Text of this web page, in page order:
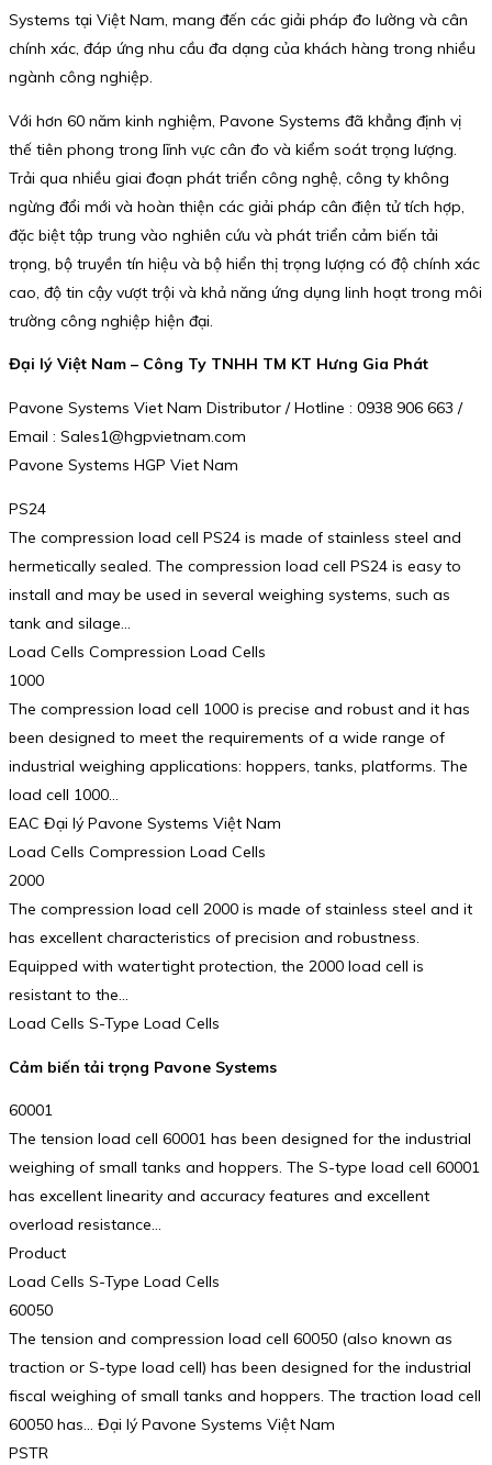
Systems tại Việt Nam, mang đến các giải pháp đo lường và cân
chính xác, đáp ứng nhu cầu đa dạng của khách hàng trong nhiều
ngành công nghiệp.
Với hơn 60 năm kinh nghiệm, Pavone Systems đã khẳng định vị
thế tiên phong trong lĩnh vực cân đo và kiểm soát trọng lượng.
Trải qua nhiều giai đoạn phát triển công nghệ, công ty không
ngừng đổi mới và hoàn thiện các giải pháp cân điện tử tích hợp,
đặc biệt tập trung vào nghiên cứu và phát triển cảm biến tải
trọng, bộ truyền tín hiệu và bộ hiển thị trọng lượng có độ chính xác
cao, độ tin cậy vượt trội và khả năng ứng dụng linh hoạt trong môi
trường công nghiệp hiện đại.
Đại lý Việt Nam – Công Ty TNHH TM KT Hưng Gia Phát
Pavone Systems Viet Nam Distributor / Hotline : 0938 906 663 /
Email : Sales1@hgpvietnam.com
Pavone Systems HGP Viet Nam
PS24
The compression load cell PS24 is made of stainless steel and
hermetically sealed. The compression load cell PS24 is easy to
install and may be used in several weighing systems, such as
tank and silage…
Load Cells Compression Load Cells
1000
The compression load cell 1000 is precise and robust and it has
been designed to meet the requirements of a wide range of
industrial weighing applications: hoppers, tanks, platforms. The
load cell 1000…
EAC Đại lý Pavone Systems Việt Nam
Load Cells Compression Load Cells
2000
The compression load cell 2000 is made of stainless steel and it
has excellent characteristics of precision and robustness.
Equipped with watertight protection, the 2000 load cell is
resistant to the…
Load Cells S-Type Load Cells
Cảm biến tải trọng Pavone Systems
60001
The tension load cell 60001 has been designed for the industrial
weighing of small tanks and hoppers. The S-type load cell 60001
has excellent linearity and accuracy features and excellent
overload resistance…
Product
Load Cells S-Type Load Cells
60050
The tension and compression load cell 60050 (also known as
traction or S-type load cell) has been designed for the industrial
fiscal weighing of small tanks and hoppers. The traction load cell
60050 has… Đại lý Pavone Systems Việt Nam
PSTR